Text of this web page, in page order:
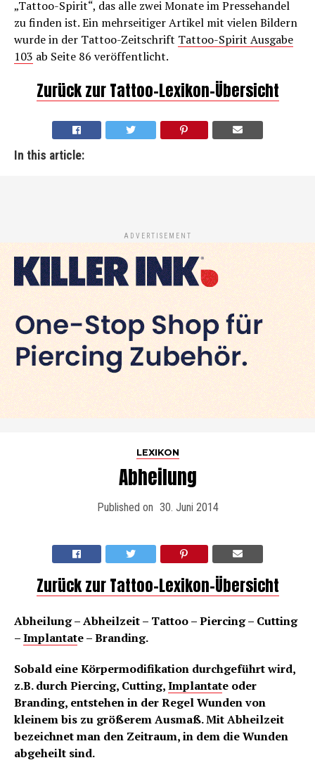
„Tattoo-Spirit“, das alle zwei Monate im Pressehandel
zu finden ist. Ein mehrseitiger Artikel mit vielen Bildern
wurde in der Tattoo-Zeitschrift Tattoo-Spirit Ausgabe
103 ab Seite 86 veröffentlicht.
Zurück zur Tattoo-Lexikon-Übersicht
In this article:
ADVERTISEMENT
LEXIKON
Abheilung
Published on 30. Juni 2014
Zurück zur Tattoo-Lexikon-Übersicht
Abheilung – Abheilzeit – Tattoo – Piercing – Cutting
–Implantate – Branding.
Sobald eine Körpermodifikation durchgeführt wird,
z.B. durch Piercing, Cutting,Implantate oder
Branding, entstehen in der Regel Wunden von
kleinem bis zu größerem Ausmaß. Mit Abheilzeit
bezeichnet man den Zeitraum, in dem die Wunden
abgeheilt sind.